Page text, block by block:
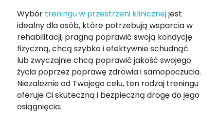
Wybór treningu w przestrzeni klinicznejjest
idealny dla osób, które potrzebują wsparcia w
rehabilitacji, pragną poprawić swoją kondycję
fizyczną, chcą szybko i efektywnie schudnąć
lub zwyczajnie chcą poprawić jakość swojego
życia poprzez poprawę zdrowia i samopoczucia.
Niezależnie od Twojego celu, ten rodzaj treningu
oferuje Ci skuteczną i bezpieczną drogę do jego
osiągnięcia.